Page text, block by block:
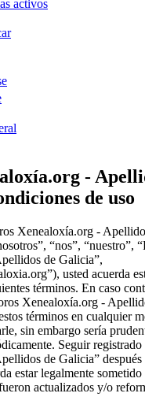
activos
-
de uso
Xenealoxía.org -
“nos”, “nuestro”,
de Galicia”,
usted acuerda
términos. En caso
Xenealoxía.org -
términos en cualquier
sin embargo sería
Seguir registrado
de Galicia” después
estar legalmente sometido
actualizados y/o